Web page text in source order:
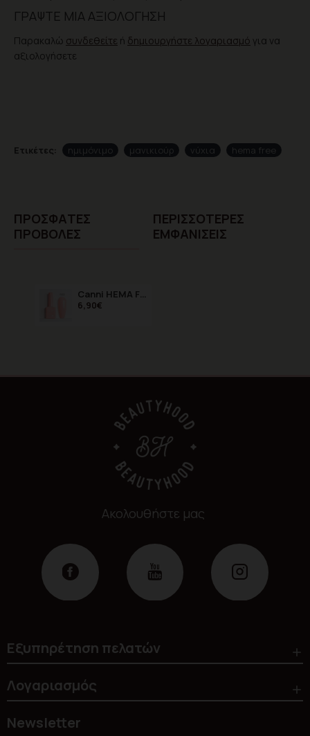
ΓΡΆΨΤΕ ΜΙΑ ΑΞΙΟΛΌΓΗΣΗ
Παρακαλώ συνδεθείτε ή δημιουργήστε λογαριασμό για να
αξιολογήσετε
Ετικέτες: ημιμόνιμο μανικιούρ νύχια hema free
ΠΡΌΣΦΑTΕΣ
ΠΡΟΒΟΛΈΣ
ΠΕΡΙΣΣΌΤΕΡΕΣ
ΕΜΦΑΝΊΣΕΙΣ
Canni HEMA FREE Geraldine 9114 9ml
6,90€
Ακολουθήστε μας
Εξυπηρέτηση πελατών
Λογαριασμός
Newsletter